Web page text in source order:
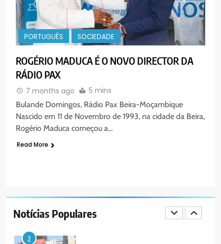
Notícias Populares
organização humana” – defende o
Padre Mubango
PORTUGUÊS RELIGIOSA
7
MERCADO DE INHAMÍZUA:
MUNICÍPIO DIZ QUE
VENDEDORES FOI ACEITE, MAS
SURGIRAM RESISTÊNCIAS PELO
CAMINHO
8
PAX NOTICIAS EDIÇÃO 28 DE
JUNHO DE 2026
AGOSTO DE 2026
PORTUGUÊS
2
PORTUGUÊS SOCIEDADE
ROGÉRIO MADUCA É O NOVO DIRECTOR DA
RÁDIO PAX
7 months ago 5 mins
Bulande Domingos, Rádio Pax Beira-Moçambique
Nascido em 11 de Novembro de 1993, na cidade da Beira,
Rogério Maduca começou a…
Read More